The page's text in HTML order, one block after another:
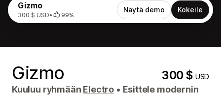
Gizmo
300 $ USD• 99%
Näytä demo Kokeile
Gizmo 300 $USD
Kuuluu ryhmään Electro • Esittele modernin